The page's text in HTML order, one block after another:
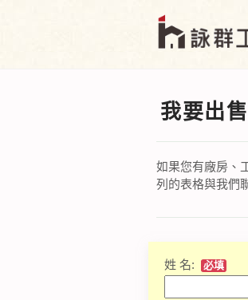
我要出售
如果您有廠房、
列的表格與我們
姓 名: 必填